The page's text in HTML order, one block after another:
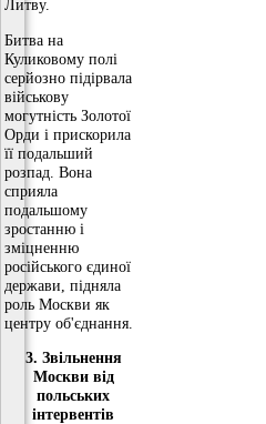
Литву.
Битва на
Куликовому полі
серйозно підірвала
військову
могутність Золотої
Орди і прискорила
її подальший
розпад. Вона
сприяла
подальшому
зростанню і
зміцненню
російського єдиної
держави, підняла
роль Москви як
центру об'єднання.
3. Звільнення
Москви від
польських
інтервентів